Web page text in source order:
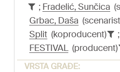
; Fradelić, Sunčica
Grbac, Daša
Split (koproducent) ;
FESTIVAL(producent)
VRSTA GRAĐE: